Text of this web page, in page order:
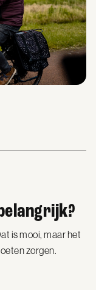
is mooi, maar het
zorgen.